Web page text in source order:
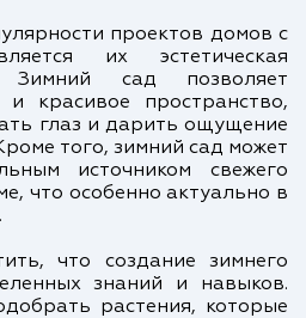
проектов домов с
их эстетическая
Зимний сад позволяет
и красивое пространство,
глаз и дарить ощущение
того, зимний сад может
источником свежего
что особенно актуально в
что создание зимнего
знаний и навыков.
растения, которые